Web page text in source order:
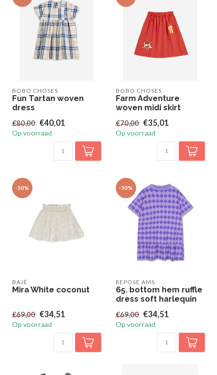
BOBO CHOSES
Fun Tartan woven
dress
€80,00 €40,01
Op voorraad
BOBO CHOSES
Farm Adventure
woven midi skirt
€70,00 €35,01
Op voorraad
-50%
BAJÉ
Mira White coconut
€69,00 €34,51
Op voorraad
-50%
REPOSE AMS
65. bottom hem ruffle
dress soft harlequin
€69,00 €34,51
Op voorraad